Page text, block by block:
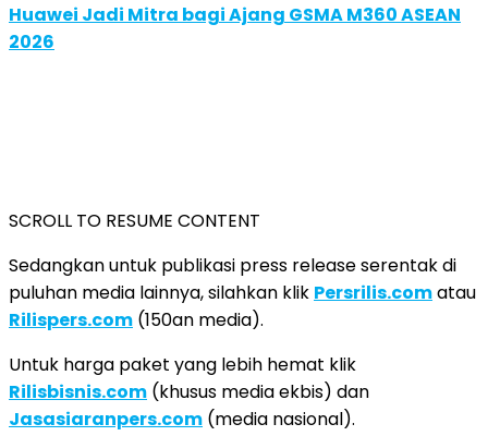
Huawei Jadi Mitra bagi Ajang GSMA M360 ASEAN
2026
SCROLL TO RESUME CONTENT
Sedangkan untuk publikasi press release serentak di
puluhan media lainnya, silahkan klik Persrilis.comatau
Rilispers.com (150an media).
Untuk harga paket yang lebih hemat klik
Rilisbisnis.com (khusus media ekbis) dan
Jasasiaranpers.com (media nasional).